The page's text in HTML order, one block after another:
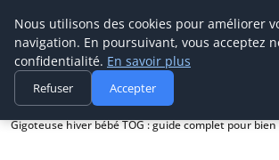
Biboutic
Accueil
Sommeil & Chambre
Gigoteuse hiver bébé TOG : guide complet pour
Nous utilisons des cookies pour améliorer
navigation. En poursuivant, vous acceptez
confidentialité. En savoir plus
Refuser Accepter